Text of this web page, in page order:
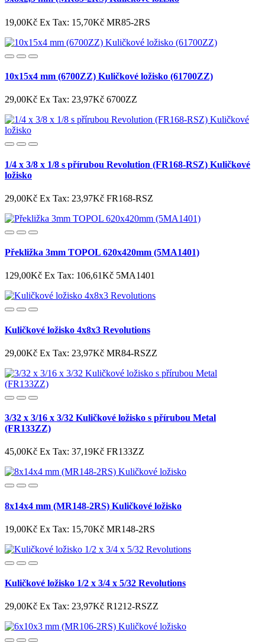
19,00Kč Ex Tax: 15,70Kč MR85-2RS
10x15x4 mm (6700ZZ) Kuličkové ložisko (61700ZZ)
29,00Kč Ex Tax: 23,97Kč 6700ZZ
1/4 x 3/8 x 1/8 s přírubou Revolution (FR168-RSZ) Kuličkové
ložisko
29,00Kč Ex Tax: 23,97Kč FR168-RSZ
Překližka 3mm TOPOL 620x420mm (5MA1401)
129,00Kč Ex Tax: 106,61Kč 5MA1401
Kuličkové ložisko 4x8x3 Revolutions
29,00Kč Ex Tax: 23,97Kč MR84-RSZZ
3/32 x 3/16 x 3/32 Kuličkové ložisko s přírubou Metal
(FR133ZZ)
45,00Kč Ex Tax: 37,19Kč FR133ZZ
8x14x4 mm (MR148-2RS) Kuličkové ložisko
19,00Kč Ex Tax: 15,70Kč MR148-2RS
Kuličkové ložisko 1/2 x 3/4 x 5/32 Revolutions
29,00Kč Ex Tax: 23,97Kč R1212-RSZZ